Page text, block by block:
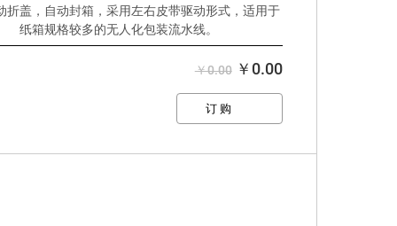
折盖，自动封箱，采用左右皮带驱动形式，适用于
纸箱规格较多的无人化包装流水线。
好处：
>比手动封箱效果更好，速度更快
>自适应不同纸箱规格
￥0.00￥0.00